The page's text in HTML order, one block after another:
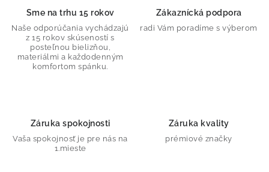
Sme na trhu 15 rokov
Naše odporúčania vychádzajú
z 15 rokov skúseností s
posteľnou bielizňou,
materiálmi a každodenným
komfortom spánku.
Zákaznícká podpora
radi Vám poradíme s výberom
Záruka spokojnosti
Vaša spokojnosť je pre nás na
1.mieste
Záruka kvality
prémiové značky